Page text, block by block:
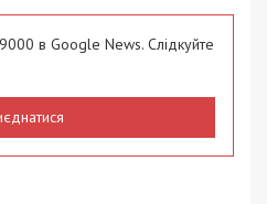
в Google News. Слідкуйте